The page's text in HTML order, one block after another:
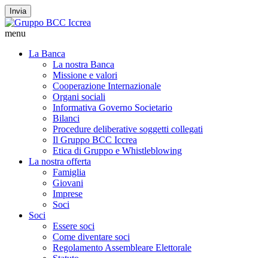
Invia
menu
La Banca
La nostra Banca
Missione e valori
Cooperazione Internazionale
Organi sociali
Informativa Governo Societario
Bilanci
Procedure deliberative soggetti collegati
Il Gruppo BCC Iccrea
Etica di Gruppo e Whistleblowing
La nostra offerta
Famiglia
Giovani
Imprese
Soci
Soci
Essere soci
Come diventare soci
Regolamento Assembleare Elettorale